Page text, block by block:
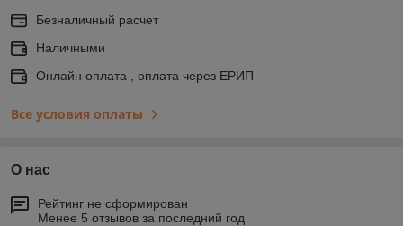
Безналичный расчет
Наличными
Онлайн оплата , оплата через ЕРИП
Все условия оплаты
О нас
Рейтинг не сформирован
Менее 5 отзывов за последний год